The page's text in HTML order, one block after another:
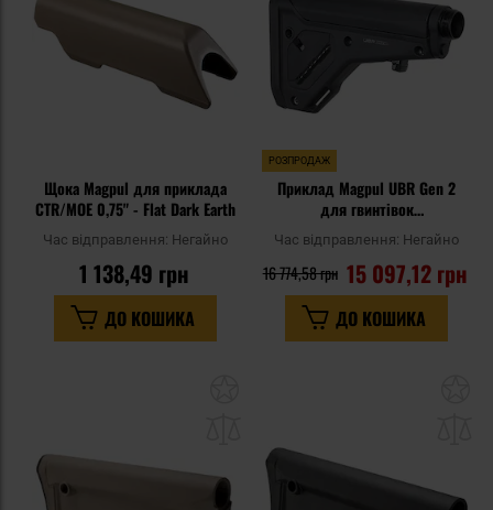
Щока Magpul для приклада
CTR/MOE 0,75" - Flat Dark Earth
Час відправлення: Негайно
1 138,49 грн
ДО КОШИКА
РОЗПРОДАЖ
Приклад Magpul UBR Gen 2
для гвинтівок
AR15/M4/AR10/SR25 - Black
Час відправлення: Негайно
15 097,12 грн
16 774,58 грн
ДО КОШИКА
уподобань